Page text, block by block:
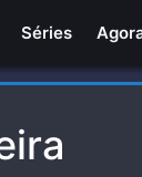
Séries